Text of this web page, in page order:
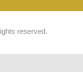
reserved.